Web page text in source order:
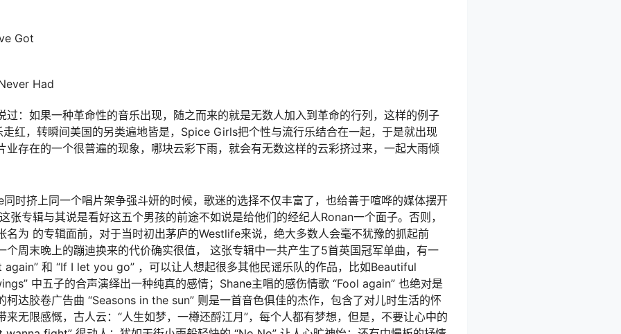
Got
Had
过：如果一种革命性的音乐出现，随之而来的就是无数人加入到革命的行列，这样的例子
红，转瞬间美国的另类遍地皆是，Spice Girls把个性与流行乐结合在一起，于是就出现
业存在的一个很普遍的现象，哪块云彩下雨，就会有无数这样的云彩挤过来，一起大雨倾
时挤上同一个唱片架争强斗妍的时候，歌迷的选择不仅丰富了，也给善于喧哗的媒体摆开
张专辑与其说是看好这五个男孩的前途不如说是给他们的经纪人Ronan一个面子。否则，
名为 的专辑面前，对于当时初出茅庐的Westlife来说，绝大多数人会毫不犹豫的抓起前
个周末晚上的蹦迪换来的代价确实很值， 这张专辑中一共产生了5首英国冠军单曲，有一
和 “If I let you go” ，可以让人想起很多其他民谣乐队的作品，比如Beautiful
中五子的合声演绎出一种纯真的感情；Shane主唱的感伤情歌 “Fool again” 也绝对是
柯达胶卷广告曲 “Seasons in the sun” 则是一首音色俱佳的杰作，包含了对儿时生活的怀
来无限感慨，古人云：“人生如梦，一樽还酹江月”，每个人都有梦想，但是，不要让心中的